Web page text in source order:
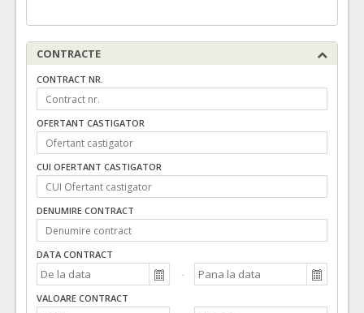
CONTRACTE
CONTRACT NR.
OFERTANT CASTIGATOR
CUI OFERTANT CASTIGATOR
DENUMIRE CONTRACT
DATA CONTRACT
VALOARE CONTRACT